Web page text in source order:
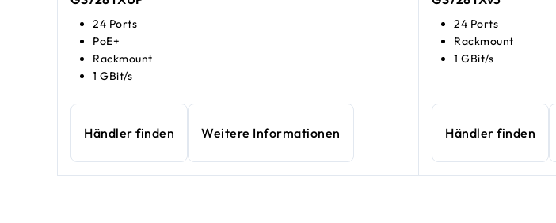
24 Ports
PoE+
Rackmount
1 GBit/s
Händler finden Weitere Informationen
24 Ports
Rackmount
1 GBit/s
Händler finden